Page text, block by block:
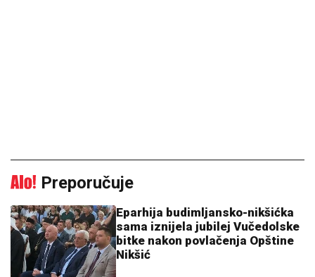
Preporučuje
Eparhija budimljansko-nikšićka
sama iznijela jubilej Vučedolske
bitke nakon povlačenja Opštine
Nikšić